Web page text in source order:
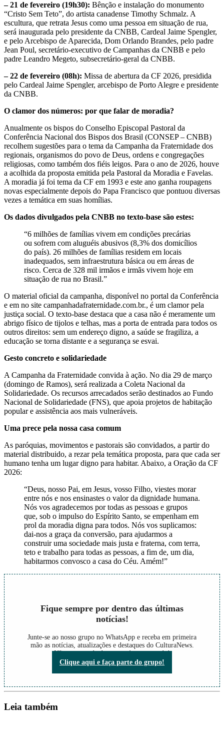
– 21 de fevereiro (19h30): Bênção e instalação do monumento
“Cristo Sem Teto”, do artista canadense Timothy Schmalz. A
escultura, que retrata Jesus como uma pessoa em situação de rua,
será inaugurada pelo presidente da CNBB, Cardeal Jaime Spengler,
e pelo Arcebispo de Aparecida, Dom Orlando Brandes, pelo padre
Jean Poul, secretário-executivo de Campanhas da CNBB e pelo
padre Leandro Megeto, subsecretário-geral da CNBB.
– 22 de fevereiro (08h): Missa de abertura da CF 2026, presidida
pelo Cardeal Jaime Spengler, arcebispo de Porto Alegre e presidente
da CNBB.
O clamor dos números: por que falar de moradia?
Anualmente os bispos do Conselho Episcopal Pastoral da
Conferência Nacional dos Bispos dos Brasil (CONSEP – CNBB)
recolhem sugestões para o tema da Campanha da Fraternidade dos
regionais, organismos do povo de Deus, ordens e congregações
religiosas, como também dos fiéis leigos. Para o ano de 2026, houve
a acolhida da proposta emitida pela Pastoral da Moradia e Favelas.
A moradia já foi tema da CF em 1993 e este ano ganha roupagens
novas especialmente depois do Papa Francisco que pontuou diversas
vezes a temática em suas homílias.
Os dados divulgados pela CNBB no texto-base são estes:
“6 milhões de famílias vivem em condições precárias
ou sofrem com aluguéis abusivos (8,3% dos domicílios
do país). 26 milhões de famílias residem em locais
inadequados, sem infraestrutura básica ou em áreas de
risco. Cerca de 328 mil irmãos e irmãs vivem hoje em
situação de rua no Brasil.”
O material oficial da campanha, disponível no portal da Conferência
e em no site campanhadafraternidade.com.br., é um clamor pela
justiça social. O texto-base destaca que a casa não é meramente um
abrigo físico de tijolos e telhas, mas a porta de entrada para todos os
outros direitos: sem um endereço digno, a saúde se fragiliza, a
educação se torna distante e a segurança se esvai.
Gesto concreto e solidariedade
A Campanha da Fraternidade convida à ação. No dia 29 de março
(domingo de Ramos), será realizada a Coleta Nacional da
Solidariedade. Os recursos arrecadados serão destinados ao Fundo
Nacional de Solidariedade (FNS), que apoia projetos de habitação
popular e assistência aos mais vulneráveis.
Uma prece pela nossa casa comum
As paróquias, movimentos e pastorais são convidados, a partir do
material distribuido, a rezar pela temática proposta, para que cada ser
humano tenha um lugar digno para habitar. Abaixo, a Oração da CF
2026:
“Deus, nosso Pai, em Jesus, vosso Filho, viestes morar
entre nós e nos ensinastes o valor da dignidade humana.
Nós vos agradecemos por todas as pessoas e grupos
que, sob o impulso do Espírito Santo, se empenham em
prol da moradia digna para todos. Nós vos suplicamos:
dai-nos a graça da conversão, para ajudarmos a
construir uma sociedade mais justa e fraterna, com terra,
teto e trabalho para todas as pessoas, a fim de, um dia,
habitarmos convosco a casa do Céu. Amém!”
Fique sempre por dentro das últimas
notícias!
Junte-se ao nosso grupo no WhatsApp e receba em primeira
mão as notícias, atualizações e destaques do CulturaNews.
Não perca nada do que está acontecendo!
Clique aqui e faça parte do grupo!
Leia também